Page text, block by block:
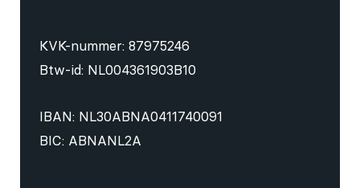
KVK-nummer: 87975246
Btw-id: NL004361903B10
IBAN: NL30ABNA0411740091
BIC: ABNANL2A